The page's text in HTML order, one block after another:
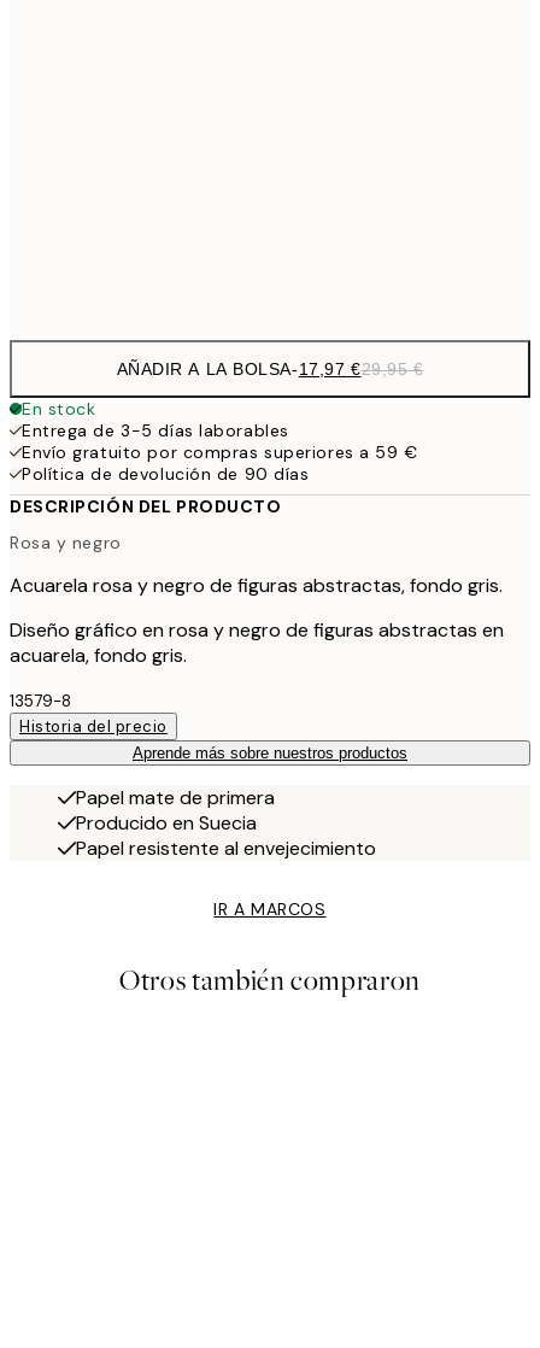
AÑADIR A LA BOLSA-17,97 €29,95 €
En stock
Entrega de 3-5 días laborables
Envío gratuito por compras superiores a 59 €
Política de devolución de 90 días
DESCRIPCIÓN DEL PRODUCTO
Rosa y negro
Acuarela rosa y negro de figuras abstractas, fondo gris.
Diseño gráfico en rosa y negro de figuras abstractas en
acuarela, fondo gris.
13579-8
Historia del precio
Aprende más sobre nuestros productos
Papel mate de primera
Producido en Suecia
Papel resistente al envejecimiento
IR A MARCOS
Otros también compraron